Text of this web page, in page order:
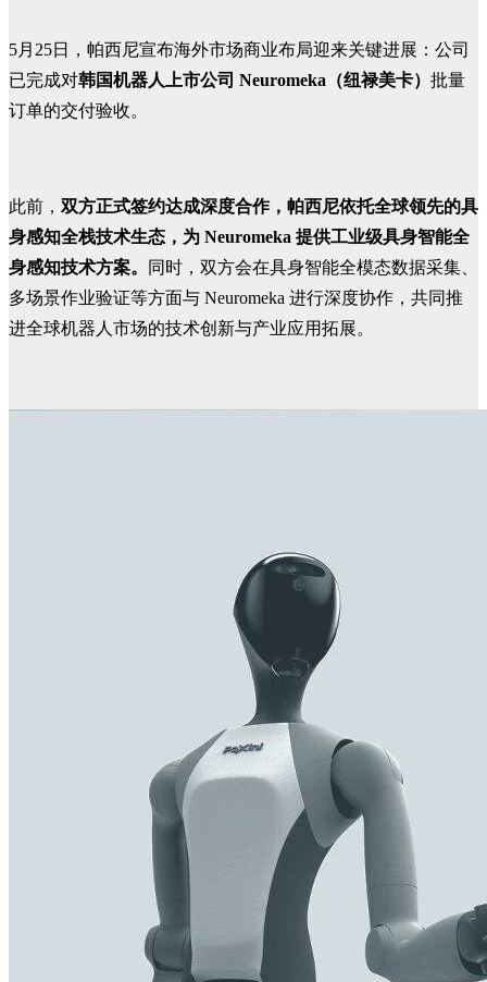
5月25日， 帕西尼宣布海外市场商业布局迎来关键进展：公司
已完成对韩国机器人上市公司 Neuromeka（纽禄美卡） 批量
订单的交付验收。
此前， 双方正式签约达成深度合作，帕西尼依托全球领先的具
身感知全栈技术生态，为 Neuromeka 提供工业级具身智能全
身感知技术方案。
同时，双方会在具身智能全模态数据采集、
多场景作业验证等方面与 Neuromeka 进行深度协作，共同推
进全球机器人市场的技术创新与产业应用拓展。